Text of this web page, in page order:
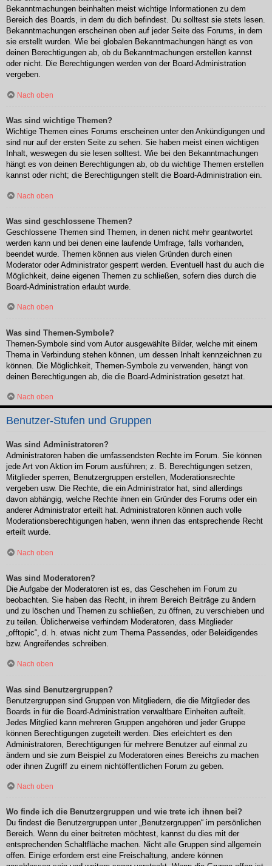
Bekanntmachungen beinhalten meist wichtige Informationen zu dem
Bereich des Boards, in dem du dich befindest. Du solltest sie stets lesen.
Bekanntmachungen erscheinen oben auf jeder Seite des Forums, in dem
sie erstellt wurden. Wie bei globalen Bekanntmachungen hängt es von
deinen Berechtigungen ab, ob du Bekanntmachungen erstellen kannst
oder nicht. Die Berechtigungen werden von der Board-Administration
vergeben.
Nach oben
Was sind wichtige Themen?
Wichtige Themen eines Forums erscheinen unter den Ankündigungen und
sind nur auf der ersten Seite zu sehen. Sie haben meist einen wichtigen
Inhalt, weswegen du sie lesen solltest. Wie bei den Bekanntmachungen
hängt es von deinen Berechtigungen ab, ob du wichtige Themen erstellen
kannst oder nicht; die Berechtigungen stellt die Board-Administration ein.
Nach oben
Was sind geschlossene Themen?
Geschlossene Themen sind Themen, in denen nicht mehr geantwortet
werden kann und bei denen eine laufende Umfrage, falls vorhanden,
beendet wurde. Themen können aus vielen Gründen durch einen
Moderator oder Administrator gesperrt werden. Eventuell hast du auch die
Möglichkeit, deine eigenen Themen zu schließen, sofern dies durch die
Board-Administration erlaubt wurde.
Nach oben
Was sind Themen-Symbole?
Themen-Symbole sind vom Autor ausgewählte Bilder, welche mit einem
Thema in Verbindung stehen können, um dessen Inhalt kennzeichnen zu
können. Die Möglichkeit, Themen-Symbole zu verwenden, hängt von
deinen Berechtigungen ab, die die Board-Administration gesetzt hat.
Nach oben
Benutzer-Stufen und Gruppen
Was sind Administratoren?
Administratoren haben die umfassendsten Rechte im Forum. Sie können
jede Art von Aktion im Forum ausführen; z. B. Berechtigungen setzen,
Mitglieder sperren, Benutzergruppen erstellen, Moderationsrechte
vergeben usw. Die Rechte, die ein Administrator hat, sind allerdings
davon abhängig, welche Rechte ihnen ein Gründer des Forums oder ein
anderer Administrator erteilt hat. Administratoren können auch volle
Moderationsberechtigungen haben, wenn ihnen das entsprechende Recht
erteilt wurde.
Nach oben
Was sind Moderatoren?
Die Aufgabe der Moderatoren ist es, das Geschehen im Forum zu
beobachten. Sie haben das Recht, in ihrem Bereich Beiträge zu ändern
und zu löschen und Themen zu schließen, zu öffnen, zu verschieben und
zu teilen. Üblicherweise verhindern Moderatoren, dass Mitglieder
„offtopic“, d. h. etwas nicht zum Thema Passendes, oder Beleidigendes
bzw. Angreifendes schreiben.
Nach oben
Was sind Benutzergruppen?
Benutzergruppen sind Gruppen von Mitgliedern, die die Mitglieder des
Boards in für die Board-Administration verwaltbare Einheiten aufteilt.
Jedes Mitglied kann mehreren Gruppen angehören und jeder Gruppe
können Berechtigungen zugeteilt werden. Dies erleichtert es den
Administratoren, Berechtigungen für mehrere Benutzer auf einmal zu
ändern und sie zum Beispiel zu Moderatoren eines Bereichs zu machen
oder ihnen Zugriff zu einem nichtöffentlichen Forum zu geben.
Nach oben
Wo finde ich die Benutzergruppen und wie trete ich ihnen bei?
Du findest die Benutzergruppen unter „Benutzergruppen“ im persönlichen
Bereich. Wenn du einer beitreten möchtest, kannst du dies mit der
entsprechenden Schaltfläche machen. Nicht alle Gruppen sind allgemein
offen. Einige erfordern erst eine Freischaltung, andere können